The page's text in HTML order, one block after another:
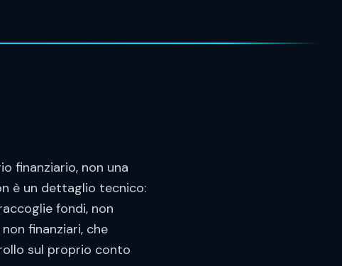
finanziario, non una
è un dettaglio tecnico:
fondi, non
finanziari, che
sul proprio conto